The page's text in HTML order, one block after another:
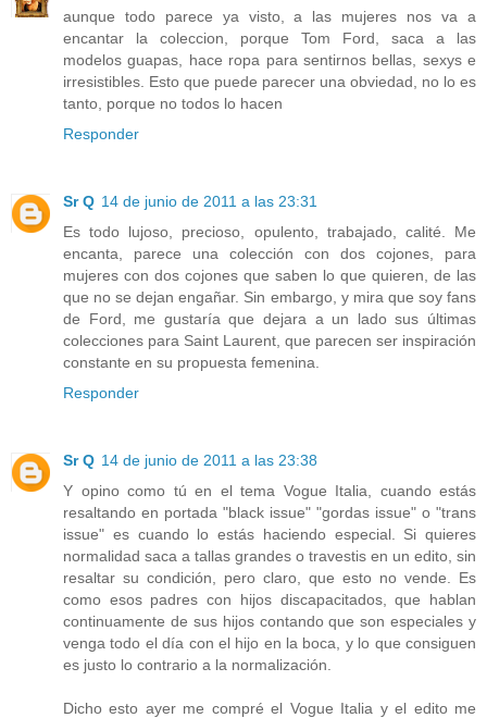
aunque todo parece ya visto, a las mujeres nos va a
encantar la coleccion, porque Tom Ford, saca a las
modelos guapas, hace ropa para sentirnos bellas, sexys e
irresistibles. Esto que puede parecer una obviedad, no lo es
tanto, porque no todos lo hacen
Responder
Sr Q 14 de junio de 2011 a las 23:31
Es todo lujoso, precioso, opulento, trabajado, calité. Me
encanta, parece una colección con dos cojones, para
mujeres con dos cojones que saben lo que quieren, de las
que no se dejan engañar. Sin embargo, y mira que soy fans
de Ford, me gustaría que dejara a un lado sus últimas
colecciones para Saint Laurent, que parecen ser inspiración
constante en su propuesta femenina.
Responder
Sr Q 14 de junio de 2011 a las 23:38
Y opino como tú en el tema Vogue Italia, cuando estás
resaltando en portada "black issue" "gordas issue" o "trans
issue" es cuando lo estás haciendo especial. Si quieres
normalidad saca a tallas grandes o travestis en un edito, sin
resaltar su condición, pero claro, que esto no vende. Es
como esos padres con hijos discapacitados, que hablan
continuamente de sus hijos contando que son especiales y
venga todo el día con el hijo en la boca, y lo que consiguen
es justo lo contrario a la normalización.
Dicho esto ayer me compré el Vogue Italia y el edito me